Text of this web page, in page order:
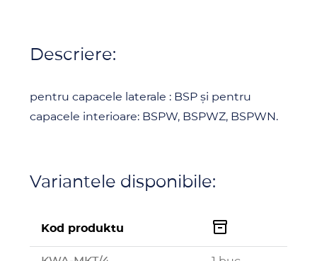
Descriere:
pentru capacele laterale : BSP și pentru
capacele interioare: BSPW, BSPWZ, BSPWN.
Variantele disponibile:
Kod produktu 